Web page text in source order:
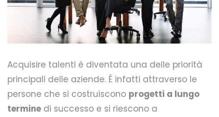
Acquisire talenti è diventata una delle priorità
principali delle aziende. È infatti attraverso le
persone che si costruiscono progetti a lungo
termine di successo e si riescono a